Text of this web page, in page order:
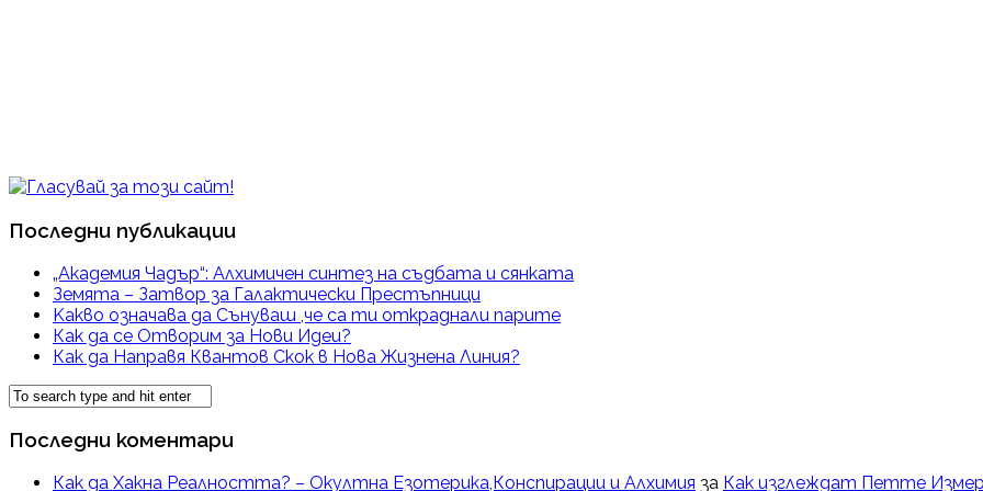
Последни публикации
„Академия Чадър“: Алхимичен синтез на съдбата и сянката
Земята – Затвор за Галактически Престъпници
Kакво означава да Сънуваш ,че са ти откраднали парите
Как да се Отворим за Нови Идеи?
Как да Направя Квантов Скок в Нова Жизнена Линия?
Последни коментари
Как да Хакна Реалността? – Окултна Езотерика,Конспирации и Алхимия за Как изглеждат Петте